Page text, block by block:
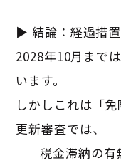
▶ 結論：経過措置
2028年10月まで
います。
しかしこれは「免
更新審査では、
税金滞納の有